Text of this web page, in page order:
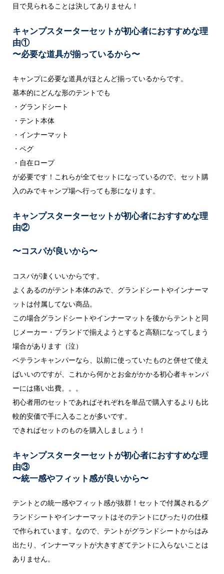
目で見られることは決してありません！
キャンプスターターセットが初心者におすすめな理
由①
〜必要な道具が揃っているから〜
キャンプに必要な道具がほとんど揃っているからです。
基本的にどんな形のテントでも
・グランドシート
・テント本体
・インナーマット
・ペグ
・自在ロープ
が必要です！ これらが全てセットになっているので、セット購
入のみでキャンプ場へ行っても形になります。
キャンプスターターセットが初心者におすすめな理
由②
〜コスパが良いから〜
コスパが凄くいいからです。
よくあるのがテント本体のみで、グランドシートやインナーマ
ットは付属してない商品。
この場合グランドシートやインナーマットを後からテントと同
じメーカー・ブランドで揃えようとすると高額になってしまう
場合があります（泣）
ベテランキャンパーなら、以前に使っていたものと併せて使え
ばいいのですが、これから何かとお金がかかる初心者キャンパ
ーには痛い出費。。。
初心者用のセットであればそれぞれを単品で購入するよりも比
較的安価で手に入ることが多いです。
できればセットのものを購入しましょう！
キャンプスターターセットが初心者におすすめな理
由③
〜統一感やフィット感が良いから〜
テントとの統一感やフィット感が抜群！ セットで付属されるグ
ランドシートやインナーマットはそのテントにぴったりの仕様
で作られています。なので、テントがグランドシートからはみ
出たり、インナーマットが大きすぎてテントに入らないことは
ありません。